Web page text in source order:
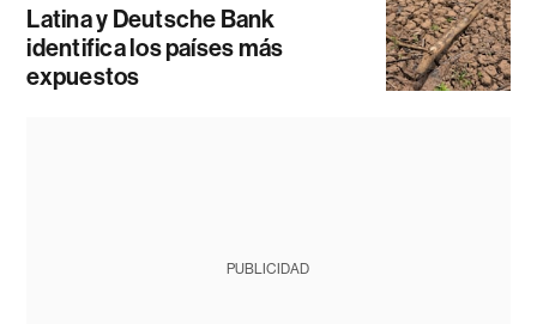
Latina y Deutsche Bank
identifica los países más
expuestos
PUBLICIDAD